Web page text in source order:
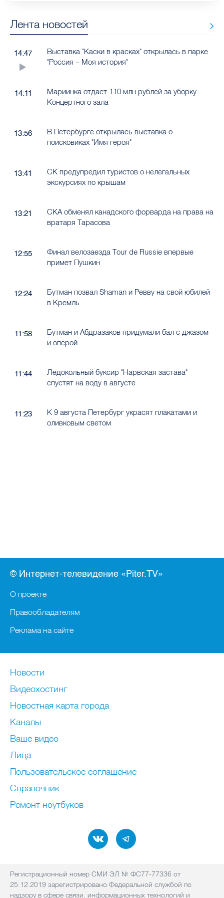
Лента новостей
14:47
Выставка "Каски в красках" открылась в парке
"Россия – Моя история"
14:11
Мариинка отдаст 110 млн рублей за уборку
Концертного зала
13:56
В Петербурге открылась выставка о
поисковиках "Имя героя"
13:41
СК предупредил туристов о нелегальных
экскурсиях по крышам
13:21
СКА обменял канадского форварда на права на
вратаря Тарасова
12:55
Финал велозаезда Tour de Russie впервые
примет Пушкин
12:24
Бутман позвал Shaman и Ревву на свой юбилей
в Кремль
11:58
Бутман и Абдразаков придумали бал с джазом
и оперой
11:44
Ледокольный буксир "Нарвская застава"
спустят на воду в августе
11:23
К 9 августа Петербург украсят плакатами и
оливковым светом
© Интернет-телевидение «Piter.TV»
О проекте
Правообладателям
Реклама на сайте
Новости
Видеохостинг
Новостная карта города
Каналы
Ваше видео
Лица
Пользовательское соглашение
Справочник
Ремонт нoутбуков
Регистрационный номер СМИ ЭЛ № ФС77-77336 от
25.12.2019 зарегистрировано Федеральной службой по
надзору в сфере связи, информационных технологий и